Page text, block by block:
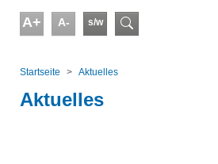
A+ A- s/w Suchformular
Startseite
Aktuelles
Aktuelles